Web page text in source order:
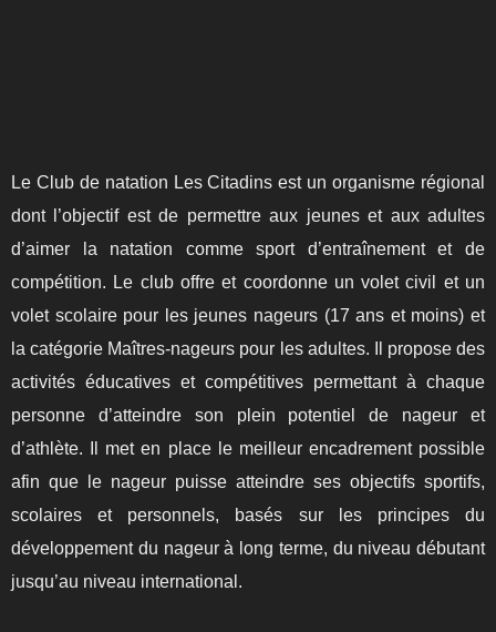
Le Club de natation Les Citadins est un organisme régional
dont l’objectif est de permettre aux jeunes et aux adultes
d’aimer la natation comme sport d’entraînement et de
compétition. Le club offre et coordonne un volet civil et un
volet scolaire pour les jeunes nageurs (17 ans et moins) et
la catégorie Maîtres-nageurs pour les adultes. Il propose des
activités éducatives et compétitives permettant à chaque
personne d’atteindre son plein potentiel de nageur et
d’athlète. Il met en place le meilleur encadrement possible
afin que le nageur puisse atteindre ses objectifs sportifs,
scolaires et personnels, basés sur les principes du
développement du nageur à long terme, du niveau débutant
jusqu’au niveau international.